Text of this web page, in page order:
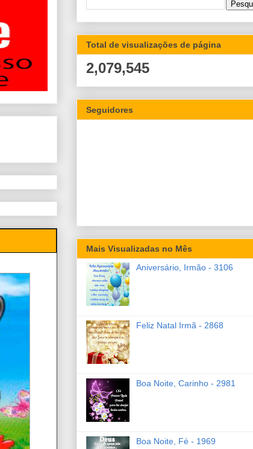
Total de visualizações de página
2,079,545
Seguidores
Mais Visualizadas no Mês
Aniversário, Irmão - 3106
Feliz Natal Irmã - 2868
Boa Noite, Carinho - 2981
Boa Noite, Fé - 1969